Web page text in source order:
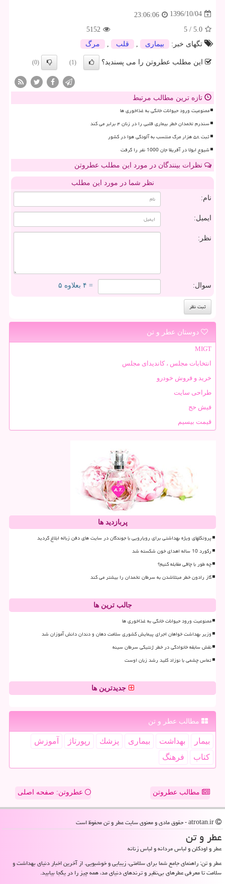
1396/10/04
23:06:06
5.0
/
5
5152
تگهای خبر:
بیماری قلب مرگ
این مطلب عطروتن را می پسندید؟ (1)
(0)
تازه ترین مطالب مرتبط
ممنوعیت ورود حیوانات خانگی به غذاخوری ها
سندرم تخمدان خطر بیماری قلبی را در زنان ۴ برابر می کند
ثبت ۵۸ هزار مرگ منتسب به آلودگی هوا در کشور
شیوع ابولا در آفریقا جان 1000 نفر را گرفت
نظرات بینندگان در مورد این مطلب عطروتن
نظر شما در مورد این مطلب
نام:
ایمیل:
نظر:
سوال: = ۴ بعلاوه ۵
دوستان عطر و تن
MIGT
انتخابات مجلس ، کاندیدای مجلس
خرید و فروش خودرو
طراحی سایت
فیش حج
قیمت بیسیم
پربازدید ها
پروتکلهای ویژه بهداشتی برای رویارویی با جوندگان در سایت های دفن زباله ابلاغ گردید
رکورد 10 ساله اهدای خون شکسته شد
چه طور با چاقی مقابله کنیم؟
گاز رادون خطر مبتلاشدن به سرطان تخمدان را بیشتر می کند
جالب ترین ها
ممنوعیت ورود حیوانات خانگی به غذاخوری ها
وزیر بهداشت خواهان اجرای پیمایش کشوری سلامت دهان و دندان دانش آموزان شد
نقش سابقه خانوادگی در خطر ژنتیکی سرطان سینه
تماس چشمی با نوزاد کلید رشد زبان اوست
جدیدترین ها
مطالب عطر و تن
بیمار بهداشت بیماری پزشك رپورتاژ
آموزش
كتاب
فرهنگ
مطالب عطروتن عطروتن: صفحه اصلی
عطر و تن
عطر و اودکلن و لباس مردانه و لباس زنانه
عطر و تن: راهنمای جامع شما برای سلامتی، زیبایی و خوشبویی. از آخرین اخبار دنیای بهداشت و
سلامت تا معرفی عطرهای بی‌نظیر و ترندهای دنیای مد، همه چیز را در یکجا بیابید.